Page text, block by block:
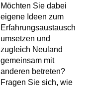
Möchten Sie dabei
eigene Ideen zum
Erfahrungsaustausch
umsetzen und
zugleich Neuland
gemeinsam mit
anderen betreten?
Fragen Sie sich, wie